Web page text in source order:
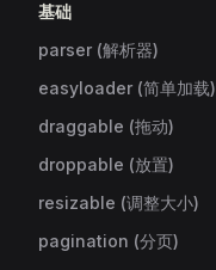
基础
parser (解析器)
easyloader (简单加载)
draggable (拖动)
droppable (放置)
resizable (调整大小)
pagination (分页)